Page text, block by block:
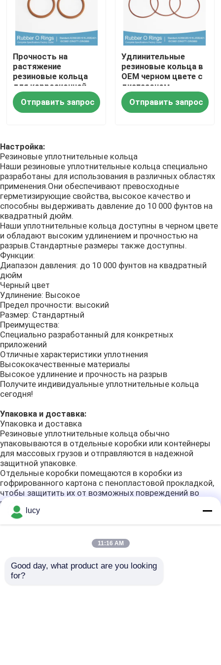
Колцеобразные уплотнения FKM
DIN 3869 колец профиля
колцеобразные уплотнения epdm
Уплотнения Walform
Изготовленные на заказ резиновые части
PTFE покрыло колцеобразное уплотнение
Колцеобразное уплотнение покрытое тефлоном
РЕЗЕРВНОЕ КОЛЬЦО
Скрепленные уплотнения
Уплотнения масла
Прочность на
растяжение
резиновые кольца
для коррозионной
среды
Отправить запрос
Удлинительные
резиновые кольца в
OEM черном цвете с
диапазоном
давления до 10 000
PSIОтправить запрос
Настройка:
Резиновые уплотнительные кольца
Наши резиновые уплотнительные кольца специально
разработаны для использования в различных областях
применения.Они обеспечивают превосходные
герметизирующие свойства, высокое качество и
способны выдерживать давление до 10 000 фунтов на
квадратный дюйм.
Наши уплотнительные кольца доступны в черном цвете
и обладают высоким удлинением и прочностью на
разрыв.Стандартные размеры также доступны.
Функции:
Диапазон давления: до 10 000 фунтов на квадратный
дюйм
Черный цвет
Удлинение: Высокое
Предел прочности: высокий
Размер: Стандартный
Преимущества:
Специально разработанный для конкретных
приложений
Отличные характеристики уплотнения
Высококачественные материалы
Высокое удлинение и прочность на разрыв
Получите индивидуальные уплотнительные кольца
сегодня!
Упаковка и доставка:
Упаковка и доставка
Резиновые уплотнительные кольца обычно
упаковываются в отдельные коробки или контейнеры
для массовых грузов и отправляются в надежной
защитной упаковке.
Отдельные коробки помещаются в коробки из
гофрированного картона с пенопластовой прокладкой,
чтобы защитить их от возможных повреждений во
время транспортировки.
Контейнеры для массовых грузов помещаются в
большие деревянные ящики, облицованные толстым
повреждений во время транспортировки.
Бирки:
Черное резиновое уплотнение
lucy
11:16 AM
Good day, what product are you looking
for?